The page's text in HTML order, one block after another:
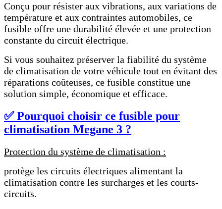
Conçu pour résister aux vibrations, aux variations de
température et aux contraintes automobiles, ce
fusible offre une durabilité élevée et une protection
constante du circuit électrique.
Si vous souhaitez préserver la fiabilité du système
de climatisation de votre véhicule tout en évitant des
réparations coûteuses, ce fusible constitue une
solution simple, économique et efficace.
✅ Pourquoi choisir ce fusible pour
climatisation Megane 3 ?
Protection du système de climatisation :
protège les circuits électriques alimentant la
climatisation contre les surcharges et les courts-
circuits.